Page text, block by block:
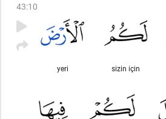
43:10
sizin için
yeri